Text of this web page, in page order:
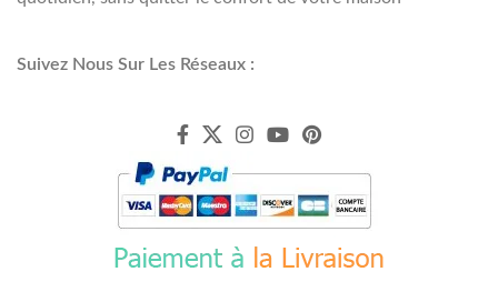
Suivez Nous Sur Les Réseaux :